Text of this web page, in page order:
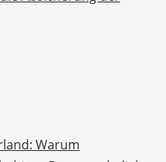
Warum